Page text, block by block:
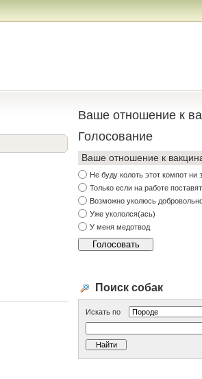
Ваше отношение к
Голосование
Ваше отношение к
Не буду колоть этот компот ни
Только если на работе
Возможно уколюсь
Уже укололся(ась)
У меня медотвод
Поиск собак
Искать по